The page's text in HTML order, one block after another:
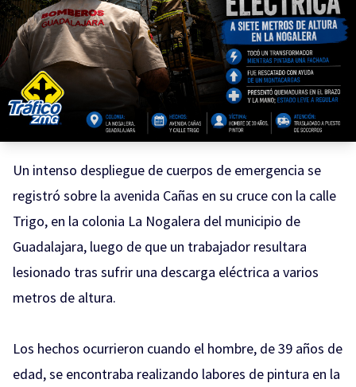
Un intenso despliegue de cuerpos de emergencia se
registró sobre la avenida Cañas en su cruce con la calle
Trigo, en la colonia La Nogalera del municipio de
Guadalajara, luego de que un trabajador resultara
lesionado tras sufrir una descarga eléctrica a varios
metros de altura.
Los hechos ocurrieron cuando el hombre, de 39 años de
edad, se encontraba realizando labores de pintura en la